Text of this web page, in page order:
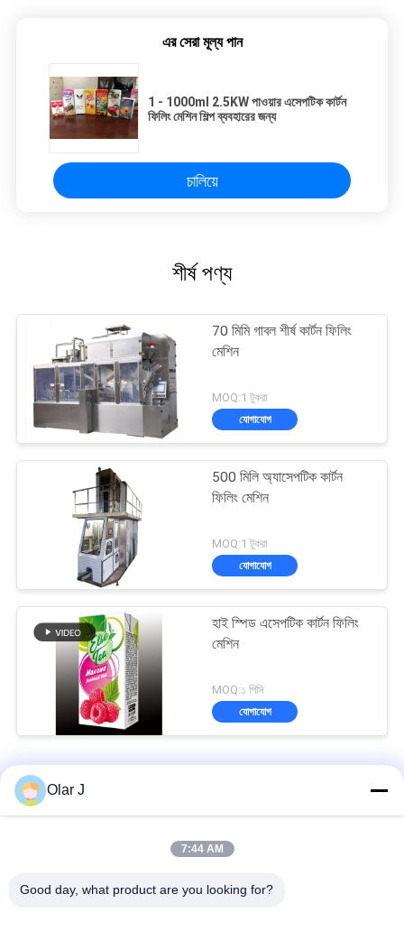
এর সেরা মূল্য পান
1 - 1000ml 2.5KW পাওয়ার এসেপটিক কার্টন
ফিলিং মেশিন শিল্প ব্যবহারের জন্য
চালিয়ে
শীর্ষ পণ্য
70 মিমি গাবল শীর্ষ কার্টন ফিলিং
মেশিন
MOQ:1 টুকরা
যোগাযোগ
500 মিলি অ্যাসেপটিক কার্টন
ফিলিং মেশিন
MOQ:1 টুকরা
যোগাযোগ
হাই স্পিড এসেপটিক কার্টন ফিলিং
মেশিন
MOQ:১ পিসি
যোগাযোগ
অ্যাসেপটিক কার্টন ফিলিং মেশিন
মিল্ক বেভারেজের জন্য স্বয়ংক্রিয় এমজে 2400 এসেপটিক কার্টন ফিলিং মেশিন 1000ML
125ml অ্যাসেপটিক ইট শক্ত কাগজ ফিলিং মেশিন বেভারেজ প্যাকেজিং মেশিন
সেমি অটোমেটিক গাবল শীর্ষ এসেপটিক কার্টন ফিলিং মেশিন জুস প্যাকিং 1 এল কার্টন
Olar J
7:44 AM
Good day, what product are you looking for?